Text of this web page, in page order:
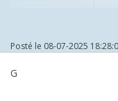
Posté le 08-07-2025
G